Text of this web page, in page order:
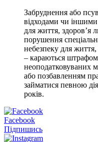
Забруднення або
відходами чи
для життя, здоров’я
порушення
небезпеку для
– караються штрафом
неоподатковуваних
або позбавленням
займатися певною
років.
Facebook
Підпишись